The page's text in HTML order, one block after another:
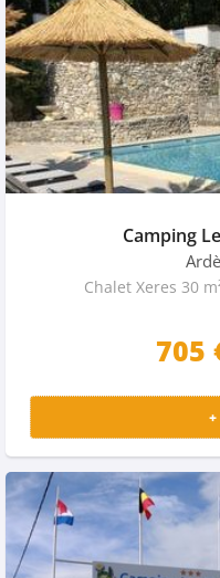
Camping
Chalet Xeres 30
705
+